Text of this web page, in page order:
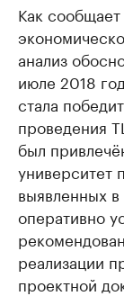
Как
анализ
июле 2018
стала
проведения
был
университет
выявленных
оперативно
реализации
проектной